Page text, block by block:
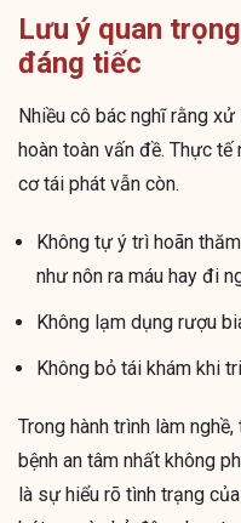
Lưu ý quan
đáng tiếc
Nhiều cô bác nghĩ rằng
hoàn toàn vấn đề. Thực
cơ tái phát vẫn còn.
Không tự ý trì hoãn
như nôn ra máu hay đi
Không lạm dụng rượu
Không bỏ tái khám khi
Trong hành trình làm
bệnh an tâm nhất không
là sự hiểu rõ tình trạng